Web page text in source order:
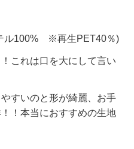
ル100% ※再生PET40％)
これは口を大にして言い
すいのと形が綺麗、お手
！本当におすすめの生地